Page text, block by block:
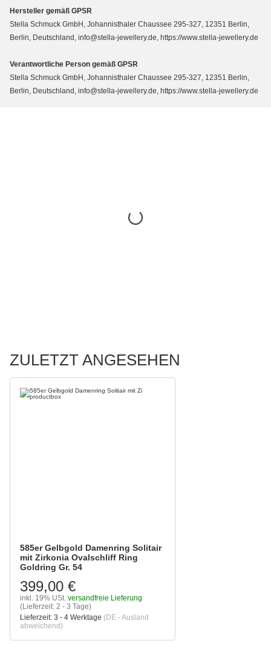
Hersteller gemäß GPSR
Stella Schmuck GmbH, Johannisthaler Chaussee 295-327, 12351 Berlin,
Berlin, Deutschland, info@stella-jewellery.de, https://www.stella-jewellery.de
Verantwortliche Person gemäß GPSR
Stella Schmuck GmbH, Johannisthaler Chaussee 295-327, 12351 Berlin,
Berlin, Deutschland, info@stella-jewellery.de, https://www.stella-jewellery.de
ZULETZT ANGESEHEN
585er Gelbgold Damenring Solitair
mit Zirkonia Ovalschliff Ring
Goldring Gr. 54
399,00 €
inkl. 19% USt. versandfreie Lieferung
(Lieferzeit: 2 - 3 Tage)
Lieferzeit: 3 - 4 Werktage (DE - Ausland
abweichend)